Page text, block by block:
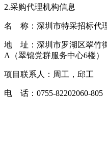
2.采购代理机构信息
名 称：深圳市特采招标代
地 址：深圳市罗湖区翠竹
A（翠锦党群服务中心6楼）
项目联系人：周工，邱工
电 话：0755-82202060-805